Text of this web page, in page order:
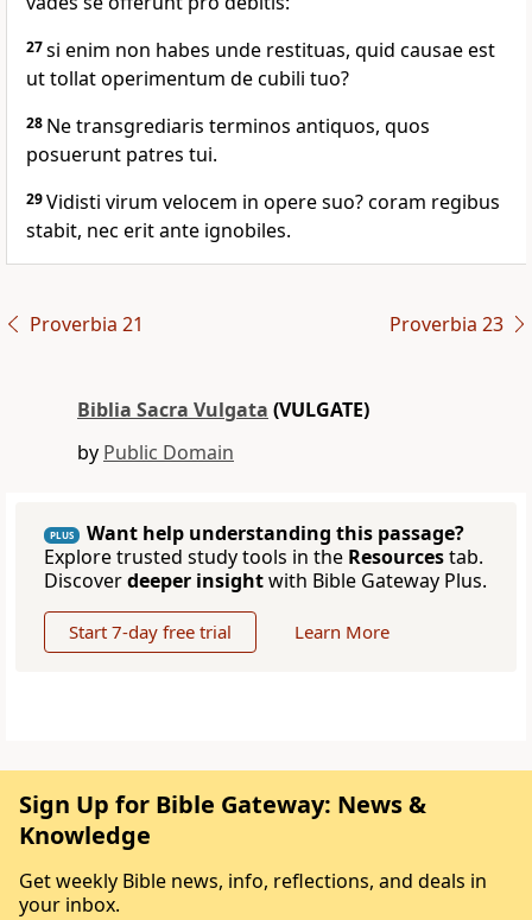
27si enim non habes unde restituas, quid causae est
ut tollat operimentum de cubili tuo?
28 Ne transgrediaris terminos antiquos, quos
posuerunt patres tui.
29Vidisti virum velocem in opere suo? coram regibus
stabit, nec erit ante ignobiles.
Proverbia 21 Proverbia 23
Biblia Sacra Vulgata (VULGATE)
by Public Domain
PLUS
Want help understanding this passage?
Explore trusted study tools in the Resourcestab.
Discoverdeeper insightwith Bible Gateway Plus.
Start 7-day free trial Learn More
Sign Up for Bible Gateway: News &
Knowledge
Get weekly Bible news, info, reflections, and deals in
your inbox.